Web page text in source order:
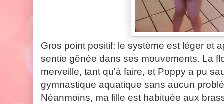
Gros point positif: le système est léger et
sentie gênée dans ses mouvements. La
merveille, tant qu'à faire, et Poppy a pu
gymnastique aquatique sans aucun
Néanmoins, ma fille est habituée aux